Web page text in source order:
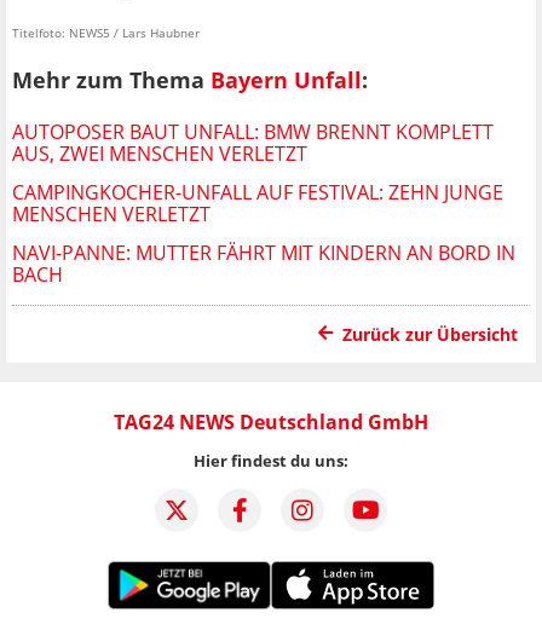
Titelfoto: NEWS5 / Lars Haubner
Mehr zum Thema Bayern Unfall:
AUTOPOSER BAUT UNFALL: BMW BRENNT KOMPLETT
AUS, ZWEI MENSCHEN VERLETZT
CAMPINGKOCHER-UNFALL AUF FESTIVAL: ZEHN JUNGE
MENSCHEN VERLETZT
NAVI-PANNE: MUTTER FÄHRT MIT KINDERN AN BORD IN
BACH
Zurück zur Übersicht
TAG24 NEWS Deutschland GmbH
Hier findest du uns: